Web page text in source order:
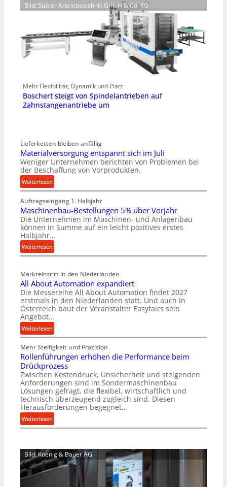
Bild: Stöber Antriebstechnik GmbH & Co. KG
Mehr Flexibilität, Dynamik und Platz
Boschert steigt von Spindelantrieben auf
Zahnstangenantriebe um
Lieferketten bleiben anfällig
Materialversorgung entspannt sich im Juli
Weniger Unternehmen berichten von Problemen bei
der Beschaffung von Vorprodukten.
Weiterlesen:
M
a
t
e
r
i
a
l
e
r
s
o
u
n
g
e
n
t
s
p
a
n
s
i
c
Auftragseingang 1. Halbjahr
Maschinenbau-Bestellungen 5% über Vorjahr
Die Unternehmen im Maschinen- und Anlagenbau
können in Summe auf ein leicht positives erstes
Halbjahr…
Weiterlesen:
M
s
c
h
i
n
e
n
a
u
B
e
s
t
e
l
u
n
g
Markteintritt in den Niederlanden
All About Automation expandiert
Die Messereihe All About Automation findet 2027
erstmals in den Niederlanden statt. Und auch in
Österreich baut der Veranstalter Easyfairs sein
Angebot…
Weiterlesen:
A
l
l
A
b
o
u
t
A
u
m
a
Mehr Steifigkeit und Präzision
Rollenführungen erhöhen die Performance beim
Drückprozess
Zwischen Kostendruck, Unsicherheit und steigenden
Anforderungen sind im Sondermaschinenbau
Lösungen gefragt, die flexibel, wirtschaftlich und
technisch überzeugend zugleich sind. Diesen
Herausforderungen begegnet…
Weiterlesen:
R
l
l
e
Bild: Koenig & Bauer AG